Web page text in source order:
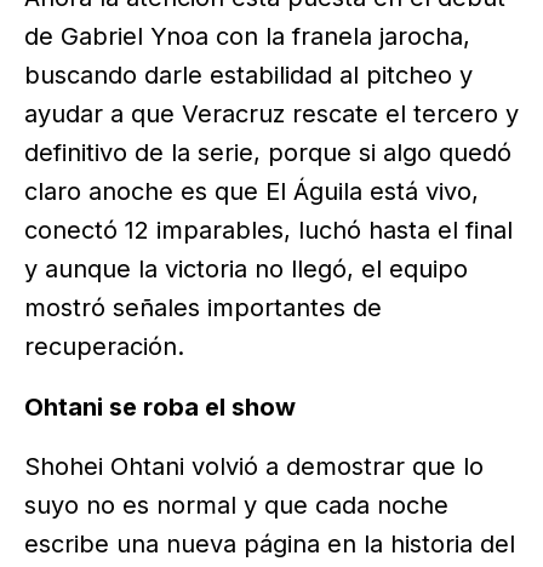
de Gabriel Ynoa con la franela jarocha,
buscando darle estabilidad al pitcheo y
ayudar a que Veracruz rescate el tercero y
definitivo de la serie, porque si algo quedó
claro anoche es que El Águila está vivo,
conectó 12 imparables, luchó hasta el final
y aunque la victoria no llegó, el equipo
mostró señales importantes de
recuperación.
Ohtani se roba el show
Shohei Ohtani volvió a demostrar que lo
suyo no es normal y que cada noche
escribe una nueva página en la historia del